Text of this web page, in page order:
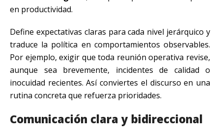
en productividad.
Define expectativas claras para cada nivel jerárquico y
traduce la política en comportamientos observables.
Por ejemplo, exigir que toda reunión operativa revise,
aunque sea brevemente, incidentes de calidad o
inocuidad recientes. Así conviertes el discurso en una
rutina concreta que refuerza prioridades.
Comunicación clara y bidireccional